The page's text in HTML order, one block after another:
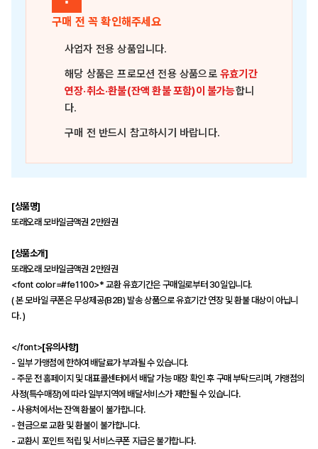
구매 전 꼭 확인해주세요
사업자 전용 상품입니다.
해당 상품은프로모션 전용 상품으로유효기간
연장·취소·환불(잔액 환불 포함)이 불가능합니
다.
구매 전 반드시 참고하시기 바랍니다.
[상품명]
또래오래 모바일금액권 2만원권
[상품소개]
또래오래 모바일금액권 2만원권
<font color=#fe1100>* 교환 유효기간은 구매일로부터 30일입니다.
( 본 모바일 쿠폰은 무상제공(B2B) 발송 상품으로 유효기간 연장 및 환불 대상이 아닙니
다. )
</font>[유의사항]
- 일부 가맹점에 한하여 배달료가 부과될 수 있습니다.
- 주문 전 홈페이지 및 대표콜센터에서 배달 가능 매장 확인 후 구매 부탁드리며, 가맹점의
사정(특수매장)에 따라 일부지역에 배달서비스가 제한될 수 있습니다.
- 사용처에서는 잔액 환불이 불가합니다.
- 현금으로 교환 및 환불이 불가합니다.
- 교환시 포인트 적립 및 서비스쿠폰 지급은 불가합니다.